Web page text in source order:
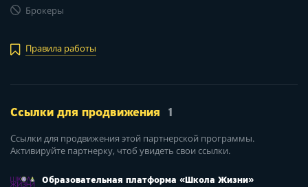
Брокеры
Правила работы
Ссылки для продвижения 1
Ссылки для продвижения этой партнерской программы.
Активируйте партнерку, чтоб увидеть свои ссылки.
Образовательная платформа «Школа Жизни»